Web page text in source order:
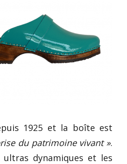
1925 et la boîte est
du patrimoine vivant ».
dynamiques et les